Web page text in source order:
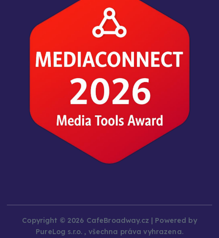
Copyright © 2026 CafeBroadway.cz | Powered by
PureLog s.r.o. , všechna práva vyhrazena.